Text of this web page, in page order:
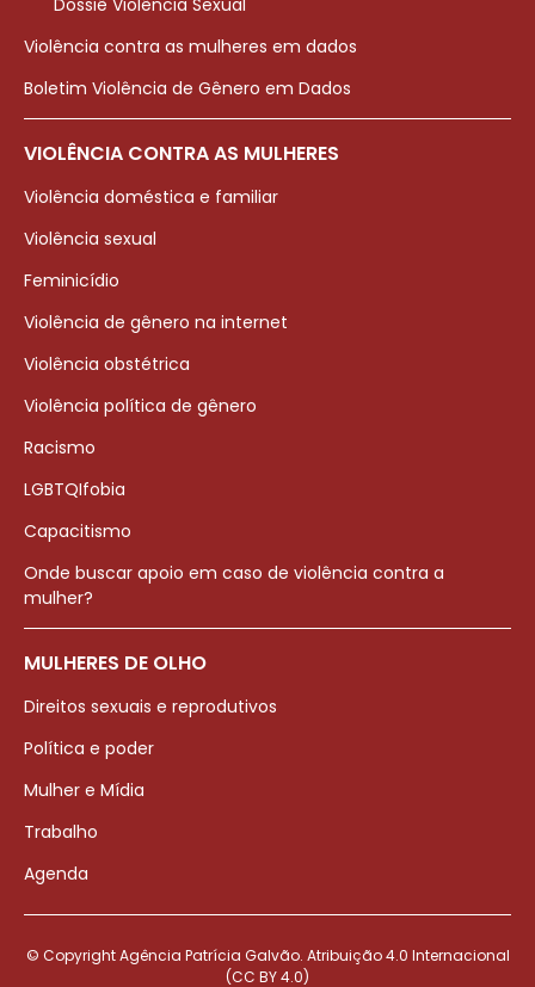
Dossiê Violência Sexual
Violência contra as mulheres em dados
Boletim Violência de Gênero em Dados
VIOLÊNCIA CONTRA AS MULHERES
Violência doméstica e familiar
Violência sexual
Feminicídio
Violência de gênero na internet
Violência obstétrica
Violência política de gênero
Racismo
LGBTQIfobia
Capacitismo
Onde buscar apoio em caso de violência contra a
mulher?
MULHERES DE OLHO
Direitos sexuais e reprodutivos
Política e poder
Mulher e Mídia
Trabalho
Agenda
© Copyright Agência Patrícia Galvão. Atribuição 4.0 Internacional
(CC BY 4.0)